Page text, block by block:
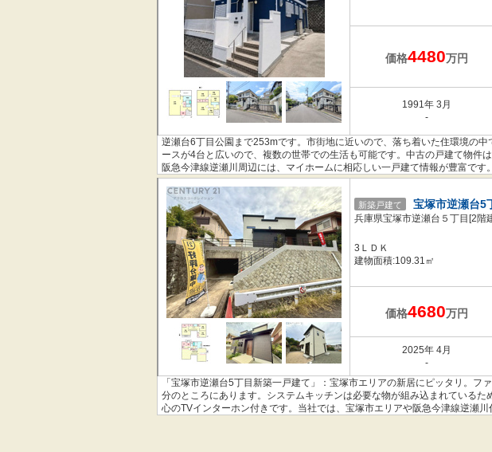
価格4480万円
1991年 3月
-
逆瀬台6丁目公園まで253mです。市街地に近いので、落ち着いた住環境の
ースが4台と広いので、複数の世帯での生活も可能です。中古の戸建て物件
阪急今津線逆瀬川周辺には、マイホームに相応しい一戸建て情報が豊富で
い。
新築戸建て 宝塚市逆瀬台5
兵庫県宝塚市逆瀬台５丁目[2階
3ＬＤＫ
建物面積:109.31㎡
価格4680万円
2025年 4月
-
「宝塚市逆瀬台5丁目新築一戸建て」：宝塚市エリアの新居にピッタリ。
分のところにあります。システムキッチンは必要な物が組み込まれている
心のTVインターホン付きです。当社では、宝塚市エリアや阪急今津線逆瀬